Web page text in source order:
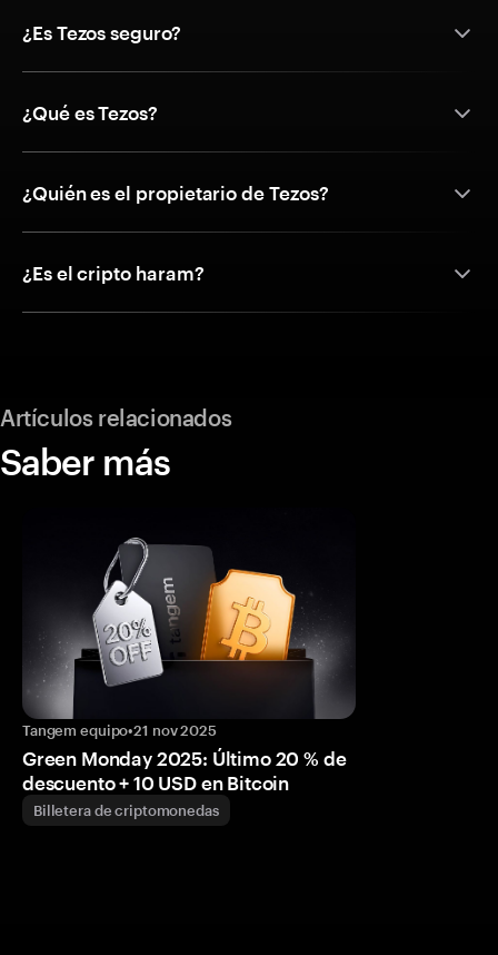
¿Es Tezos seguro?
¿Qué es Tezos?
¿Quién es el propietario de Tezos?
¿Es el cripto haram?
Artículos relacionados
Saber más
Tangem equipo•21 nov 2025
Green Monday 2025: Último 20 % de
descuento + 10 USD en Bitcoin
Billetera de criptomonedas